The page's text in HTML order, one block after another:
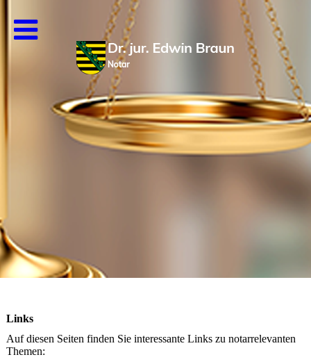
Links
Auf diesen Seiten finden Sie interessante Links zu notarrelevanten
Themen: